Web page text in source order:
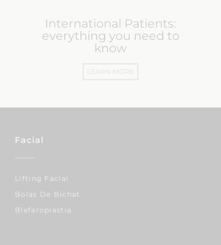
International Patients:
everything you need to
know
Facial
Lifting Facial
Bolas De Bichat
Blefaroplastia